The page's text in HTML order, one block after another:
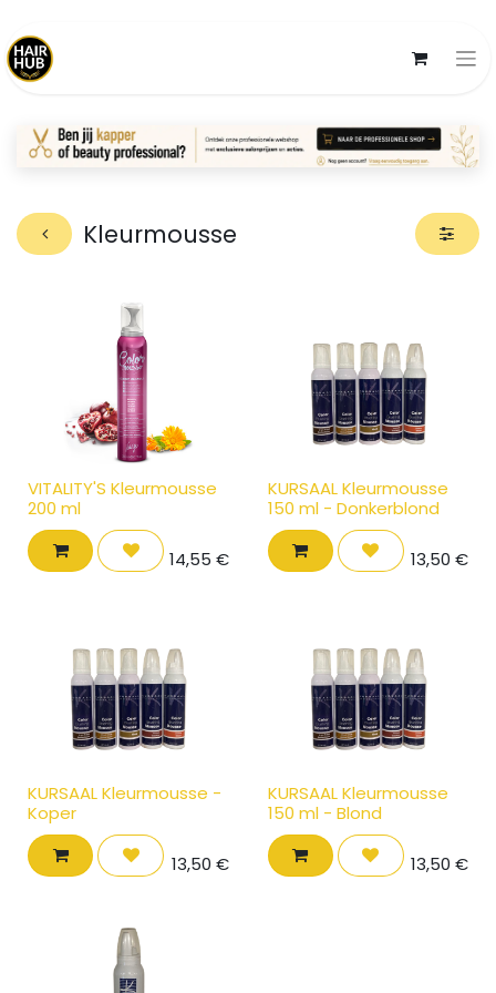
Kleurmousse
VITALITY'S Kleurmousse
200 ml
14,55 €
KURSAAL Kleurmousse
150 ml - Donkerblond
13,50 €
KURSAAL Kleurmousse -
Koper
13,50 €
KURSAAL Kleurmousse
150 ml - Blond
13,50 €